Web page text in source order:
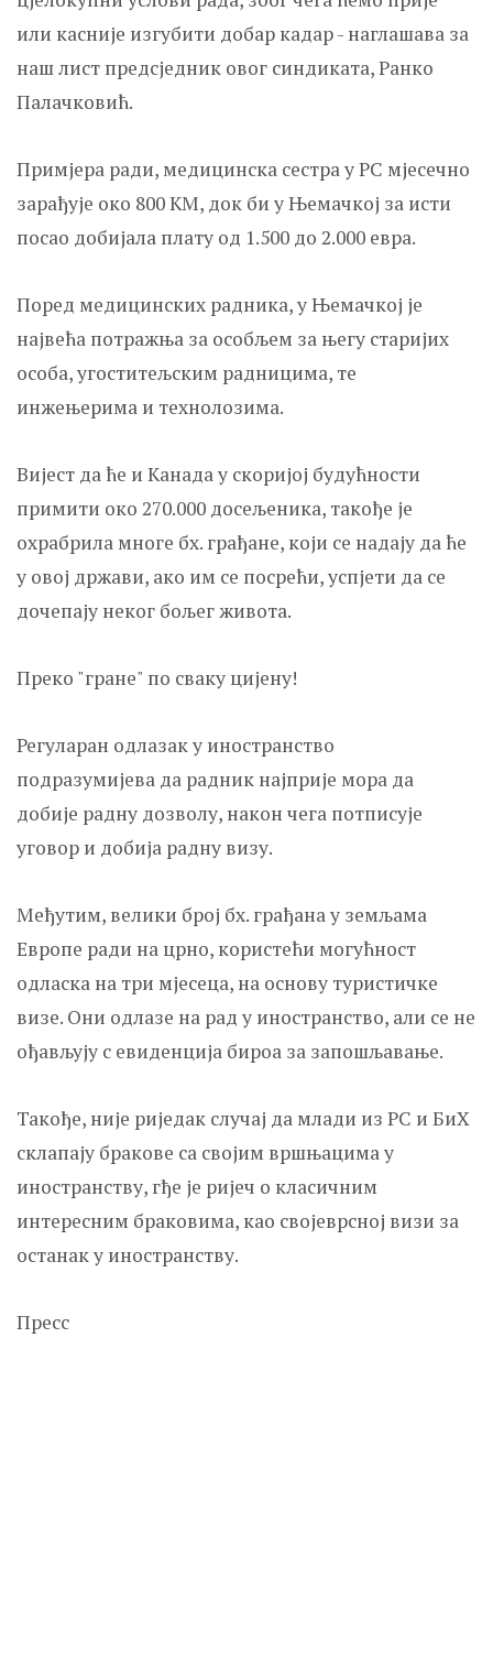
или касније изгубити добар кадар - наглашава за
наш лист предсједник овог синдиката, Ранко
Палачковић.
Примјера ради, медицинска сестра у РС мјесечно
зарађује око 800 КМ, док би у Њемачкој за исти
посао добијала плату од 1.500 до 2.000 евра.
Поред медицинских радника, у Њемачкој је
највећа потражња за особљем за његу старијих
особа, угоститељским радницима, те
инжењерима и технолозима.
Вијест да ће и Канада у скоријој будућности
примити око 270.000 досељеника, такође је
охрабрила многе бх. грађане, који се надају да ће
у овој држави, ако им се посрећи, успјети да се
дочепају неког бољег живота.
Преко "гране" по сваку цијену!
Регуларан одлазак у иностранство
подразумијева да радник најприје мора да
добије радну дозволу, након чега потписује
уговор и добија радну визу.
Међутим, велики број бх. грађана у земљама
Европе ради на црно, користећи могућност
одласка на три мјесеца, на основу туристичке
визе. Они одлазе на рад у иностранство, али се не
ођављују с евиденција бироа за запошљавање.
Такође, није риједак случај да млади из РС и БиХ
склапају бракове са својим вршњацима у
иностранству, гђе је ријеч о класичним
интересним браковима, као својеврсној визи за
останак у иностранству.
Пресс